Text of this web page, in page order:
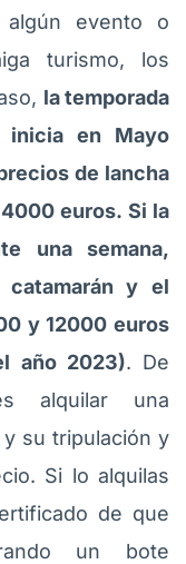
algún evento o
turismo, los
la temporada
inicia en Mayo
de lancha
euros. Si la
una semana,
y el
y 12000 euros
año 2023). De
alquilar una
su tripulación y
Si lo alquilas
de que
un bote